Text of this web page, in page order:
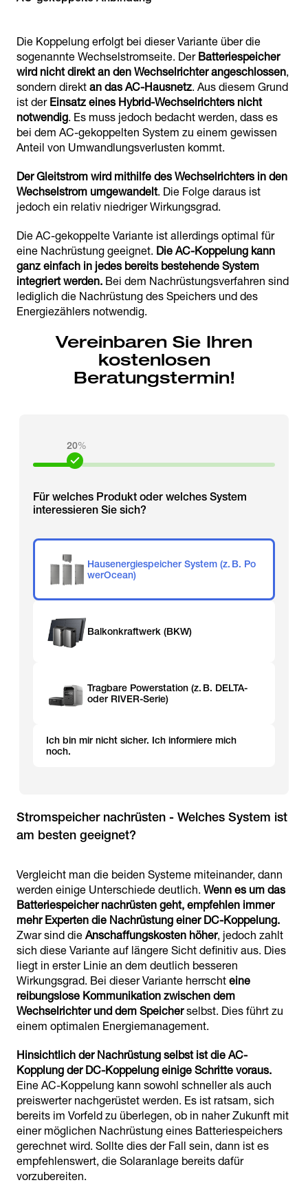
Die Koppelung erfolgt bei dieser Variante über die
sogenannte Wechselstromseite. Der Batteriespeicher
wird nicht direkt an den Wechselrichter angeschlossen,
sondern direkt an das AC-Hausnetz. Aus diesem Grund
ist der Einsatz eines Hybrid-Wechselrichters nicht
notwendig. Es muss jedoch bedacht werden, dass es
bei dem AC-gekoppelten System zu einem gewissen
Anteil von Umwandlungsverlusten kommt.
Der Gleitstrom wird mithilfe des Wechselrichters in den
Wechselstrom umgewandelt. Die Folge daraus ist
jedoch ein relativ niedriger Wirkungsgrad.
Die AC-gekoppelte Variante ist allerdings optimal für
eine Nachrüstung geeignet. Die AC-Koppelung kann
ganz einfach in jedes bereits bestehende System
integriert werden. Bei dem Nachrüstungsverfahren sind
lediglich die Nachrüstung des Speichers und des
Energiezählers notwendig.
Vereinbaren Sie Ihren
kostenlosen
Beratungstermin!
20%
Für welches Produkt oder welches System
interessieren Sie sich?
Hausenergiespeicher System (z. B. Po
werOcean)
Balkonkraftwerk (BKW)
Tragbare Powerstation (z. B. DELTA-
oder RIVER-Serie)
Ich bin mir nicht sicher. Ich informiere mich
noch.
Stromspeicher nachrüsten - Welches System ist
am besten geeignet?
Vergleicht man die beiden Systeme miteinander, dann
werden einige Unterschiede deutlich. Wenn es um das
Batteriespeicher nachrüsten geht, empfehlen immer
mehr Experten die Nachrüstung einer DC-Koppelung.
Zwar sind dieAnschaffungskosten höher, jedoch zahlt
sich diese Variante auf längere Sicht definitiv aus. Dies
liegt in erster Linie an dem deutlich besseren
Wirkungsgrad. Bei dieser Variante herrscht eine
reibungslose Kommunikation zwischen dem
Wechselrichter und dem Speicherselbst. Dies führt zu
einem optimalen Energiemanagement.
Hinsichtlich der Nachrüstung selbst ist die AC-
Kopplung der DC-Koppelung einige Schritte voraus.
Eine AC-Koppelung kann sowohl schneller als auch
preiswerter nachgerüstet werden. Es ist ratsam, sich
bereits im Vorfeld zu überlegen, ob in naher Zukunft mit
einer möglichen Nachrüstung eines Batteriespeichers
gerechnet wird. Sollte dies der Fall sein, dann ist es
empfehlenswert, die Solaranlage bereits dafür
vorzubereiten.